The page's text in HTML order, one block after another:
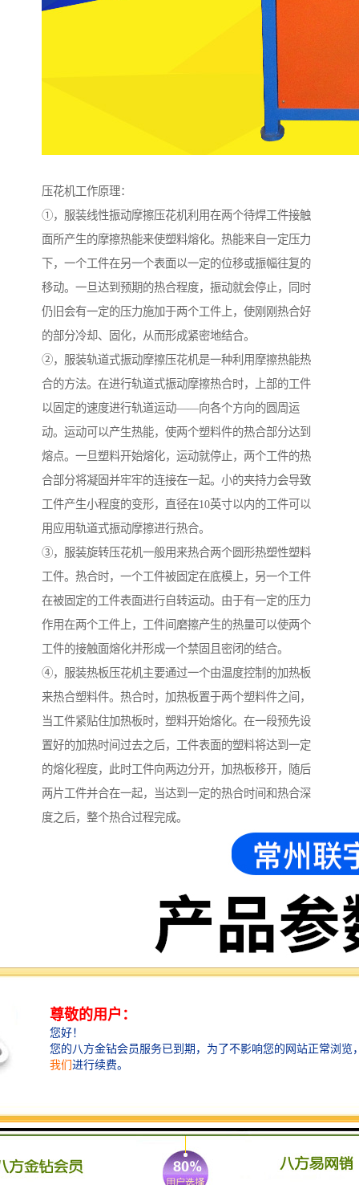
压花机工作原理：
①，服装线性振动摩擦压花机利用在两个待焊工件接触
面所产生的摩擦热能来使塑料熔化。热能来自一定压力
下，一个工件在另一个表面以一定的位移或振幅往复的
移动。一旦达到预期的热合程度，振动就会停止，同时
仍旧会有一定的压力施加于两个工件上，使刚刚热合好
的部分冷却、固化，从而形成紧密地结合。
②，服装轨道式振动摩擦压花机是一种利用摩擦热能热
合的方法。在进行轨道式振动摩擦热合时，上部的工件
以固定的速度进行轨道运动——向各个方向的圆周运
动。运动可以产生热能，使两个塑料件的热合部分达到
熔点。一旦塑料开始熔化，运动就停止，两个工件的热
合部分将凝固并牢牢的连接在一起。小的夹持力会导致
工件产生小程度的变形，直径在10英寸以内的工件可以
用应用轨道式振动摩擦进行热合。
③，服装旋转压花机一般用来热合两个圆形热塑性塑料
工件。热合时，一个工件被固定在底模上，另一个工件
在被固定的工件表面进行自转运动。由于有一定的压力
作用在两个工件上，工件间磨擦产生的热量可以使两个
工件的接触面熔化并形成一个禁固且密闭的结合。
④，服装热板压花机主要通过一个由温度控制的加热板
来热合塑料件。热合时，加热板置于两个塑料件之间，
当工件紧贴住加热板时，塑料开始熔化。在一段预先设
置好的加热时间过去之后，工件表面的塑料将达到一定
的熔化程度，此时工件向两边分开，加热板移开，随后
两片工件并合在一起，当达到一定的热合时间和热合深
度之后，整个热合过程完成。